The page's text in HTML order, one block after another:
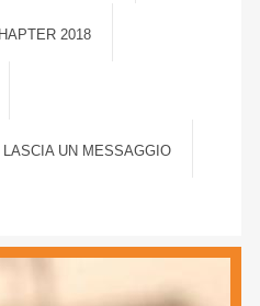
2018
LASCIA UN MESSAGGIO